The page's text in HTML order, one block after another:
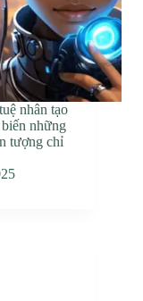
nhân tạo
những
tượng chỉ